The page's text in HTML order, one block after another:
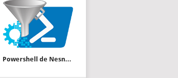
Powershell de Nesneler nasıl filtrelenir